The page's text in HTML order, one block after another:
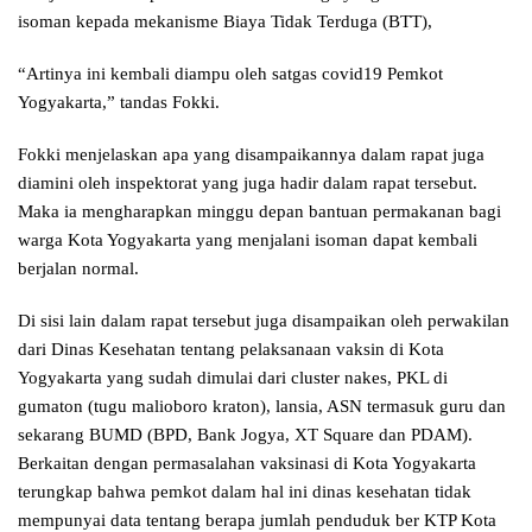
isoman kepada mekanisme Biaya Tidak Terduga (BTT),
“Artinya ini kembali diampu oleh satgas covid19 Pemkot
Yogyakarta,” tandas Fokki.
Fokki menjelaskan apa yang disampaikannya dalam rapat juga
diamini oleh inspektorat yang juga hadir dalam rapat tersebut.
Maka ia mengharapkan minggu depan bantuan permakanan bagi
warga Kota Yogyakarta yang menjalani isoman dapat kembali
berjalan normal.
Di sisi lain dalam rapat tersebut juga disampaikan oleh perwakilan
dari Dinas Kesehatan tentang pelaksanaan vaksin di Kota
Yogyakarta yang sudah dimulai dari cluster nakes, PKL di
gumaton (tugu malioboro kraton), lansia, ASN termasuk guru dan
sekarang BUMD (BPD, Bank Jogya, XT Square dan PDAM).
Berkaitan dengan permasalahan vaksinasi di Kota Yogyakarta
terungkap bahwa pemkot dalam hal ini dinas kesehatan tidak
mempunyai data tentang berapa jumlah penduduk ber KTP Kota